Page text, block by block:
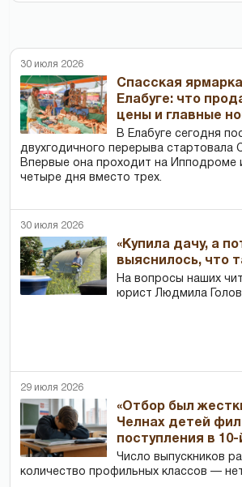
30 июля 2026
Спасская ярмарка
Елабуге: что
цены и главные
В Елабуге сегодня
двухгодичного перерыва стартовала
Впервые она проходит на Ипподроме
четыре дня вместо трех.
30 июля 2026
«Купила дачу, а
выяснилось, что
На вопросы наших
юрист Людмила
29 июля 2026
«Отбор был
Челнах детей
поступления в 10-
Число выпускников
количество профильных классов —